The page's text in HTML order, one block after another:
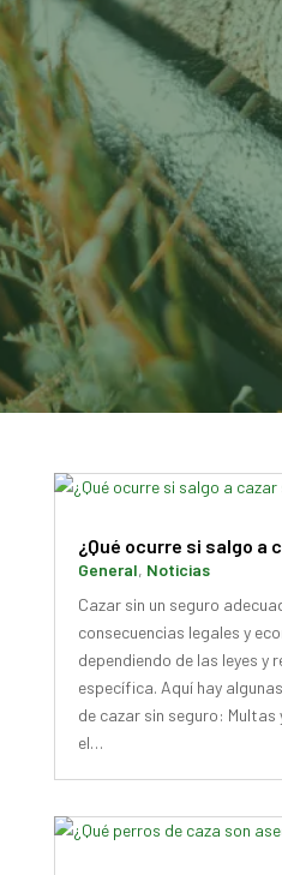
¿Qué ocurre si salgo a
General, Noticias
Cazar sin un seguro
consecuencias legales y
dependiendo de las leyes y
específica. Aquí hay
de cazar sin seguro: Multas
el…